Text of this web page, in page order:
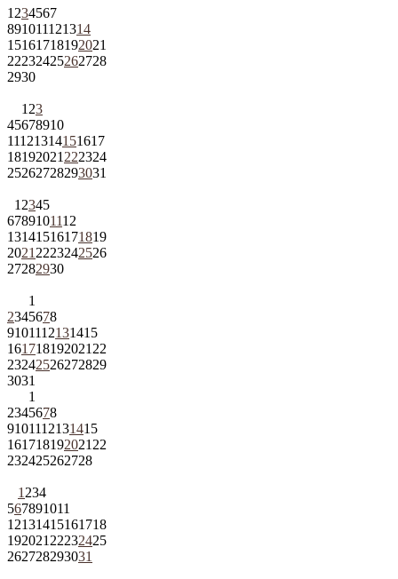
1 234567
891011121314
15161718192021
22232425262728
2930
1 23
45678910
11121314151617
18192021 222324
25262728293031
1 2345
6789101112
13141516171819
2021 2223242526
27282930
1
2345678
9101112131415
161718192021 22
23242526272829
3031
1
2345678
9101112131415
161718192021 22
232425262728
1 234
567891011
12131415161718
192021 22232425
262728293031